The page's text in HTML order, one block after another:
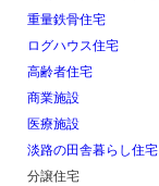
重量鉄骨住宅
ログハウス住宅
高齢者住宅
商業施設
医療施設
淡路の田舎暮らし住宅
分譲住宅